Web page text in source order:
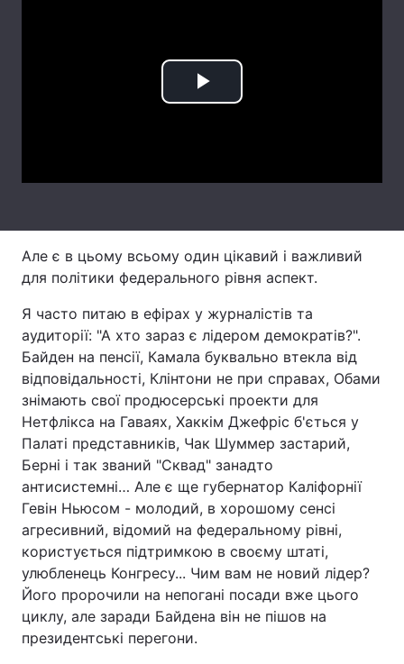
Тема оформлення
Play
Але є в цьому всьому один цікавий і важливий
для політики федерального рівня аспект.
Я часто питаю в ефірах у журналістів та
аудиторії: "А хто зараз є лідером демократів?".
Байден на пенсії, Камала буквально втекла від
відповідальності, Клінтони не при справах, Обами
знімають свої продюсерські проекти для
Нетфлікса на Гаваях, Хаккім Джефріс б'ється у
Палаті представників, Чак Шуммер застарий,
Берні і так званий "Сквад" занадто
антисистемні… Але є ще губернатор Каліфорнії
Гевін Ньюсом - молодий, в хорошому сенсі
агресивний, відомий на федеральному рівні,
користується підтримкою в своєму штаті,
улюбленець Конгресу... Чим вам не новий лідер?
Його пророчили на непогані посади вже цього
циклу, але заради Байдена він не пішов на
президентські перегони.